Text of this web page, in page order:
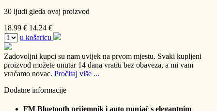
30 ljudi gleda ovaj proizvod
18.99 € 14.24 €
u košaricu
Zadovoljni kupci su nam uvijek na prvom mjestu. Svaki kupljeni
proizvod možete unutar 14 dana vratiti bez obaveza, a mi vam
vraćamo novac. Pročitaj više ...
Dodatne informacije
FM Bluetooth prijemnik i auto punjač s elegantnim